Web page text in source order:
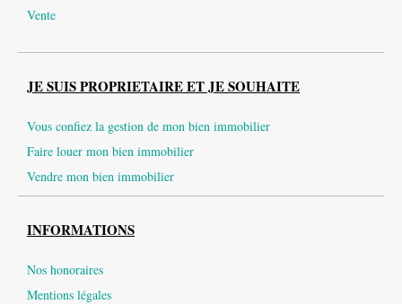
Vente
JE SUIS PROPRIETAIRE ET JE SOUHAITE
Vous confiez la gestion de mon bien immobilier
Faire louer mon bien immobilier
Vendre mon bien immobilier
INFORMATIONS
Nos honoraires
Mentions légales